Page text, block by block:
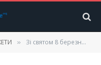
» Зі святом 8 березня (відео)